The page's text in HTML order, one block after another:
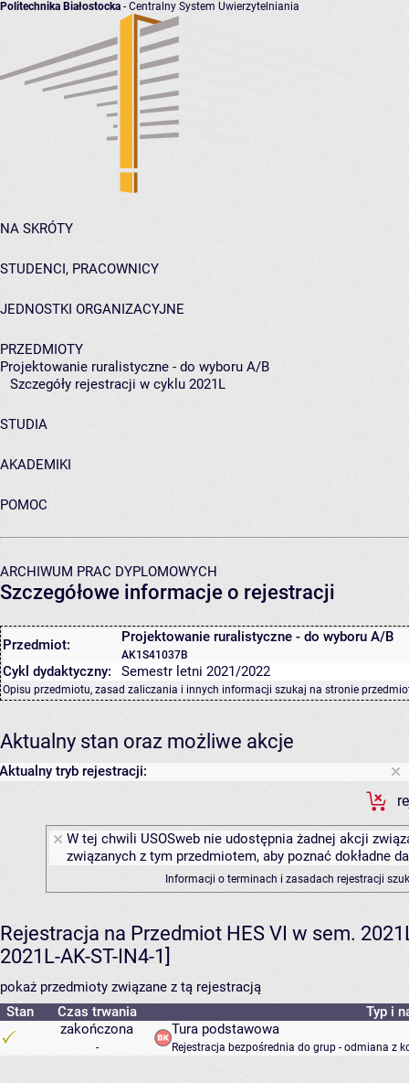
Politechnika Białostocka - Centralny System Uwierzytelniania
NA SKRÓTY
STUDENCI, PRACOWNICY
JEDNOSTKI ORGANIZACYJNE
PRZEDMIOTY
Projektowanie ruralistyczne - do wyboru A/B
Szczegóły rejestracji w cyklu 2021L
STUDIA
AKADEMIKI
POMOC
ARCHIWUM PRAC DYPLOMOWYCH
Szczegółowe informacje o rejestracji
Przedmiot: Projektowanie ruralistyczne - do wyboru A/B
AK1S41037B
Cykl dydaktyczny: Semestr letni 2021/2022
Opisu przedmiotu, zasad zaliczania i innych informacji szukaj na stronie
Aktualny stan oraz możliwe akcje
Aktualny tryb rejestracji:
W tej chwili USOSweb nie udostępnia żadnej akcji
związanych z tym przedmiotem, aby poznać dokładne
Informacji o terminach i zasadach rejestracji
Rejestracja na Przedmiot HES VI w sem.
2021L-AK-ST-IN4-1]
pokaż przedmioty związane z tą rejestracją
Stan
Czas trwania
Typ i
zakończona
-
Tura podstawowa
Rejestracja bezpośrednia do grup - odmiana z